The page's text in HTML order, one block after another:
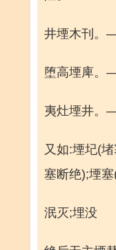
井堙木刊。
堕高堙庳。
夷灶堙井。
又如:堙圮(
塞断绝);堙
泯灭;埋没